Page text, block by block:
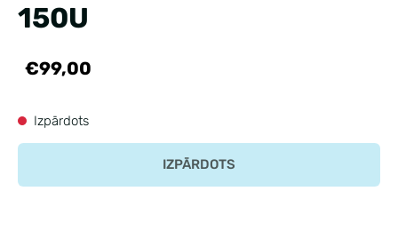
150U
€99,00
Izpārdots
IZPĀRDOTS